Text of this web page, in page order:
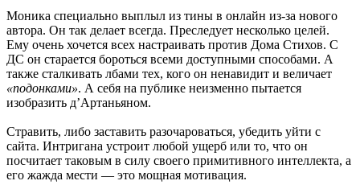
Моника специально выплыл из тины в онлайн из-за нового
автора. Он так делает всегда. Преследует несколько целей.
Ему очень хочется всех настраивать против Дома Стихов. С
ДС он старается бороться всеми доступными способами. А
также сталкивать лбами тех, кого он ненавидит и величает
«подонками». А себя на публике неизменно пытается
изобразить д’Артаньяном.
Стравить, либо заставить разочароваться, убедить уйти с
сайта. Интригана устроит любой ущерб или то, что он
посчитает таковым в силу своего примитивного интеллекта, а
его жажда мести — это мощная мотивация.